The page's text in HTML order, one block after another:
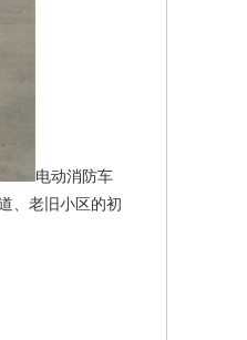
电动消防车
、老旧小区的初